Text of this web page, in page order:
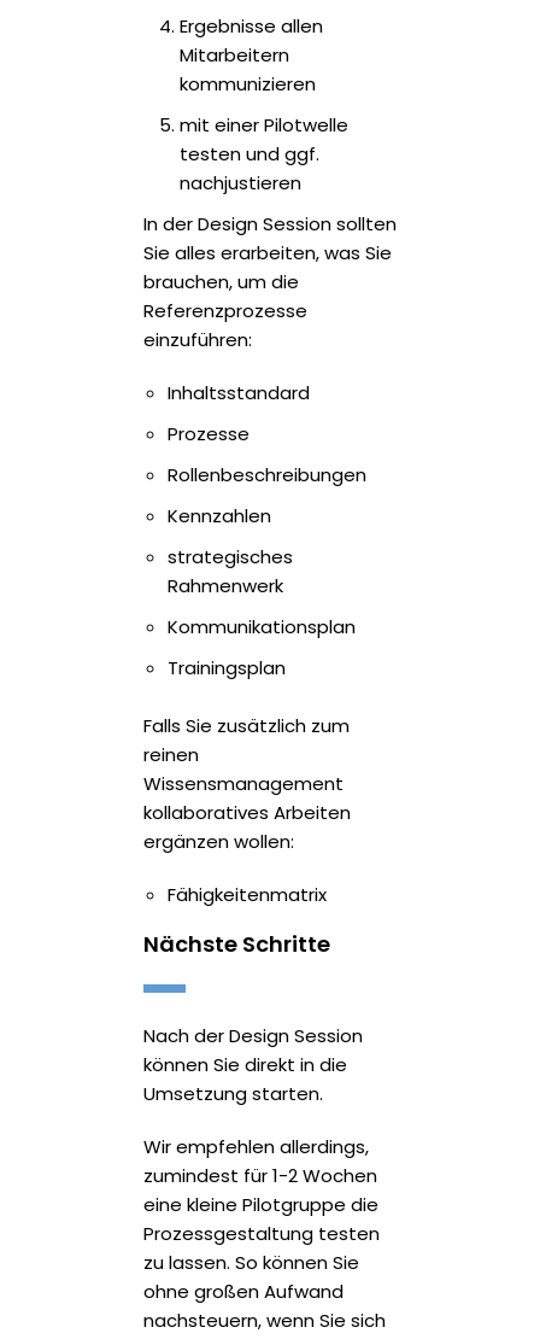
Ergebnisse allen
Mitarbeitern
kommunizieren
mit einer Pilotwelle
testen und ggf.
nachjustieren
In der Design Session sollten
Sie alles erarbeiten, was Sie
brauchen, um die
Referenzprozesse
einzuführen:
Inhaltsstandard
Prozesse
Rollenbeschreibungen
Kennzahlen
strategisches
Rahmenwerk
Kommunikationsplan
Trainingsplan
Falls Sie zusätzlich zum
reinen
Wissensmanagement
kollaboratives Arbeiten
ergänzen wollen:
Fähigkeitenmatrix
Nächste Schritte
Nach der Design Session
können Sie direkt in die
Umsetzung starten.
Wir empfehlen allerdings,
zumindest für 1-2 Wochen
eine kleine Pilotgruppe die
Prozessgestaltung testen
zu lassen. So können Sie
ohne großen Aufwand
nachsteuern, wenn Sie sich